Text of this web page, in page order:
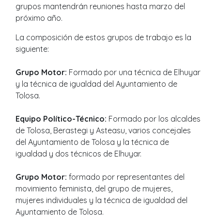
grupos mantendrán reuniones hasta marzo del
próximo año.
La composición de estos grupos de trabajo es la
siguiente:
Grupo Motor: Formado por una técnica de Elhuyar
y la técnica de igualdad del Ayuntamiento de
Tolosa.
Equipo Político-Técnico: Formado por los alcaldes
de Tolosa, Berastegi y Asteasu, varios concejales
del Ayuntamiento de Tolosa y la técnica de
igualdad y dos técnicos de Elhuyar.
Grupo Motor: formado por representantes del
movimiento feminista, del grupo de mujeres,
mujeres individuales y la técnica de igualdad del
Ayuntamiento de Tolosa.